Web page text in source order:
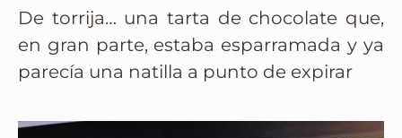
De torrija… una tarta de chocolate que,
en gran parte, estaba esparramada y ya
parecía una natilla a punto de expirar